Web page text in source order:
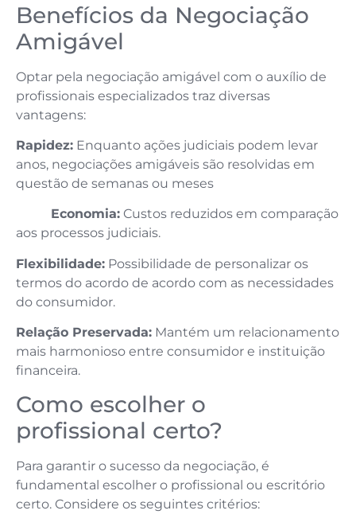
Benefícios da Negociação
Amigável
Optar pela negociação amigável com o auxílio de
profissionais especializados traz diversas
vantagens:
Rapidez: Enquanto ações judiciais podem levar
anos, negociações amigáveis são resolvidas em
questão de semanas ou meses
Economia: Custos reduzidos em comparação
aos processos judiciais.
Flexibilidade: Possibilidade de personalizar os
termos do acordo de acordo com as necessidades
do consumidor.
Relação Preservada: Mantém um relacionamento
mais harmonioso entre consumidor e instituição
financeira.
Como escolher o
profissional certo?
Para garantir o sucesso da negociação, é
fundamental escolher o profissional ou escritório
certo. Considere os seguintes critérios: